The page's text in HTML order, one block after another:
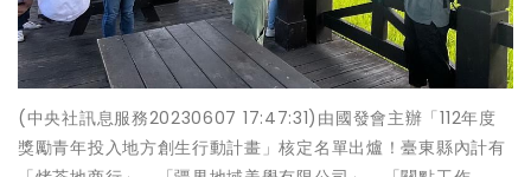
(中央社訊息服務20230607 17:47:31)由國發會主辦「112年度
獎勵青年投入地方創生行動計畫」核定名單出爐！臺東縣內計有